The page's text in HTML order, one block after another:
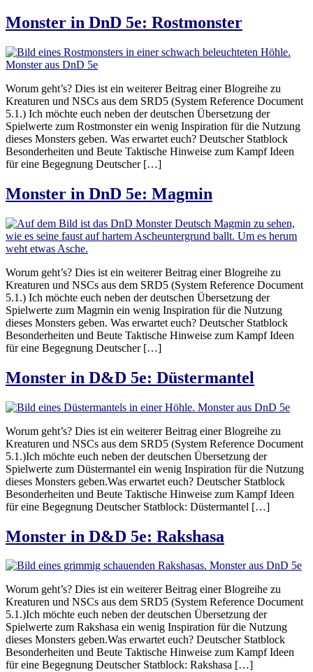
Monster in DnD 5e: Rostmonster
Worum geht’s? Dies ist ein weiterer Beitrag einer Blogreihe zu
Kreaturen und NSCs aus dem SRD5 (System Reference Document
5.1.) Ich möchte euch neben der deutschen Übersetzung der
Spielwerte zum Rostmonster ein wenig Inspiration für die Nutzung
dieses Monsters geben. Was erwartet euch? Deutscher Statblock
Besonderheiten und Beute Taktische Hinweise zum Kampf Ideen
für eine Begegnung Deutscher […]
Monster in DnD 5e: Magmin
Worum geht’s? Dies ist ein weiterer Beitrag einer Blogreihe zu
Kreaturen und NSCs aus dem SRD5 (System Reference Document
5.1.) Ich möchte euch neben der deutschen Übersetzung der
Spielwerte zum Magmin ein wenig Inspiration für die Nutzung
dieses Monsters geben. Was erwartet euch? Deutscher Statblock
Besonderheiten und Beute Taktische Hinweise zum Kampf Ideen
für eine Begegnung Deutscher […]
Monster in D&D 5e: Düstermantel
Worum geht’s? Dies ist ein weiterer Beitrag einer Blogreihe zu
Kreaturen und NSCs aus dem SRD5 (System Reference Document
5.1.)Ich möchte euch neben der deutschen Übersetzung der
Spielwerte zum Düstermantel ein wenig Inspiration für die Nutzung
dieses Monsters geben.Was erwartet euch? Deutscher Statblock
Besonderheiten und Beute Taktische Hinweise zum Kampf Ideen
für eine Begegnung Deutscher Statblock: Düstermantel […]
Monster in D&D 5e: Rakshasa
Worum geht’s? Dies ist ein weiterer Beitrag einer Blogreihe zu
Kreaturen und NSCs aus dem SRD5 (System Reference Document
5.1.)Ich möchte euch neben der deutschen Übersetzung der
Spielwerte zum Rakshasa ein wenig Inspiration für die Nutzung
dieses Monsters geben.Was erwartet euch? Deutscher Statblock
Besonderheiten und Beute Taktische Hinweise zum Kampf Ideen
für eine Begegnung Deutscher Statblock: Rakshasa […]